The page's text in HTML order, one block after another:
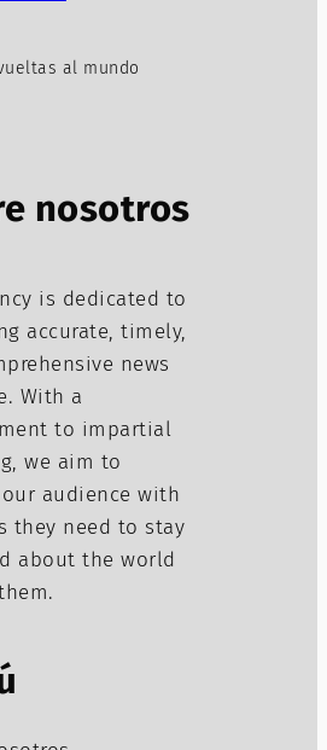
al mundo
nosotros
is dedicated to
accurate, timely,
news
With a
to impartial
we aim to
audience with
they need to stay
about the world